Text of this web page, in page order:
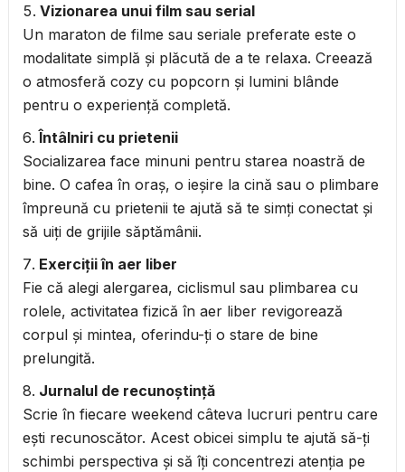
Vizionarea unui film sau serial
Un maraton de filme sau seriale preferate este o
modalitate simplă și plăcută de a te relaxa. Creează
o atmosferă cozy cu popcorn și lumini blânde
pentru o experiență completă.
Întâlniri cu prietenii
Socializarea face minuni pentru starea noastră de
bine. O cafea în oraș, o ieșire la cină sau o plimbare
împreună cu prietenii te ajută să te simți conectat și
să uiți de grijile săptămânii.
Exerciții în aer liber
Fie că alegi alergarea, ciclismul sau plimbarea cu
rolele, activitatea fizică în aer liber revigorează
corpul și mintea, oferindu-ți o stare de bine
prelungită.
Jurnalul de recunoștință
Scrie în fiecare weekend câteva lucruri pentru care
ești recunoscător. Acest obicei simplu te ajută să-ți
schimbi perspectiva și să îți concentrezi atenția pe